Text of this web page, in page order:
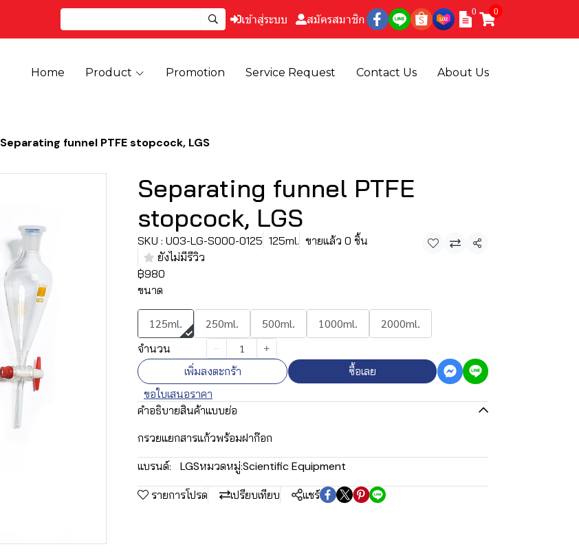
เข้าสู่ระบบ สมัครสมาชิก
0 0
Home Product Promotion Service Request Contact Us About Us
Separating funnel PTFE stopcock, LGS
Separating funnel PTFE
stopcock, LGS
SKU : U03-LG-S000-0125 125ml. ขายแล้ว 0 ชิ้น
ยังไม่มีรีวิว
แชร์
฿980
ขนาด
125ml. 250ml. 500ml. 1000ml. 2000ml.
จำนวน
เพิ่มลงตะกร้า
ซื้อเลย
ขอใบเสนอราคา
คำอธิบายสินค้าแบบย่อ
กรวยแยกสารแก้วพร้อมฝาก๊อก
แบรนด์: LGSหมวดหมู่:Scientific Equipment
รายการโปรด เปรียบเทียบ แชร์